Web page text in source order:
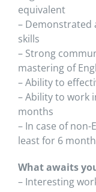
equivalent
– Demonstrated
skills
– Strong
mastering of
– Ability to
– Ability to work
months
– In case of
least for 6
What awaits
– Interesting